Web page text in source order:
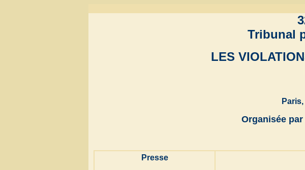
Tribunal
LES
Organisée
Presse